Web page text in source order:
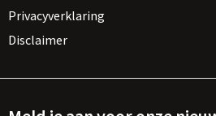
Privacyverklaring
Disclaimer